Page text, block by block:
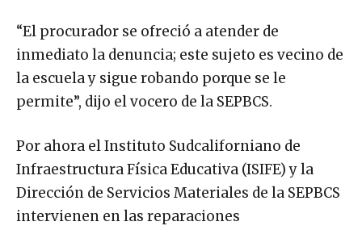
“El procurador se ofreció a atender de
inmediato la denuncia; este sujeto es vecino de
la escuela y sigue robando porque se le
permite”, dijo el vocero de la SEPBCS.
Por ahora el Instituto Sudcaliforniano de
Infraestructura Física Educativa (ISIFE) y la
Dirección de Servicios Materiales de la SEPBCS
intervienen en las reparaciones